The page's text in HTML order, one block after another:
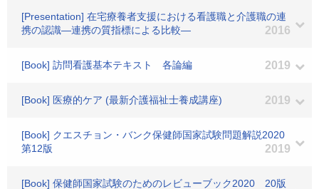
[Presentation] 在宅療養者支援における看護職と介護職の連
携の認識―連携の質指標による比較―
2016
[Book] 訪問看護基本テキスト 各論編 2019
[Book] 医療的ケア (最新介護福祉士養成講座) 2019
[Book] クエスチョン・バンク保健師国家試験問題解説2020
第12版
2019
[Book] 保健師国家試験のためのレビューブック2020 20版